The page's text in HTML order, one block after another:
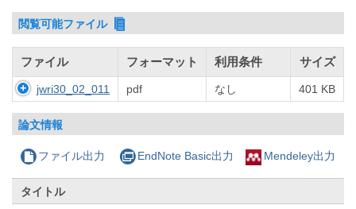
閲覧可能ファイル
ファイル フォーマット 利用条件 サイズ
jwri30_02_011 pdf なし 401 KB
論文情報
ファイル出力 EndNote Basic出力 Mendeley出力
タイトル